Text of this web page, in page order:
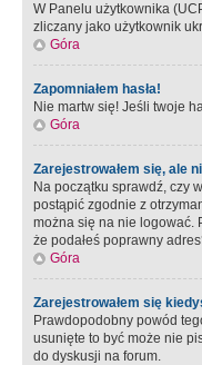
W Panelu użytkownika
zliczany jako użytkownik
Góra
Zapomniałem hasła!
Nie martw się! Jeśli twoje
Góra
Zarejestrowałem się, ale
Na początku sprawdź, czy
postąpić zgodnie z
można się na nie logować.
że podałeś poprawny
Góra
Zarejestrowałem się
Prawdopodobny powód
usunięte to być może nie
do dyskusji na forum.